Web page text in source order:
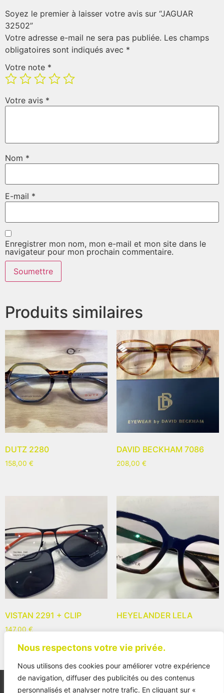
Nous respectons votre vie privée.
Nous utilisons des cookies pour améliorer votre expérience
de navigation, diffuser des publicités ou des contenus
personnalisés et analyser notre trafic. En cliquant sur «
Soyez le premier à laisser votre avis sur “JAGUAR
32502”
Votre adresse e-mail ne sera pas publiée. Les champs
obligatoires sont indiqués avec *
Votre note *
Votre avis *
Nom *
E-mail *
Enregistrer mon nom, mon e-mail et mon site dans le
navigateur pour mon prochain commentaire.
Produits similaires
DUTZ 2280
158,00 €
DAVID BECKHAM 7086
208,00 €
VISTAN 2291 + CLIP
147,00 €
HEYELANDER LELA